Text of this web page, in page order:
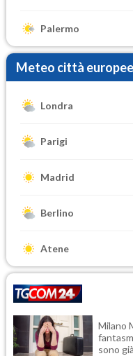
Palermo
Meteo città europee
Londra
Parigi
Madrid
Berlino
Atene
Milano
sono